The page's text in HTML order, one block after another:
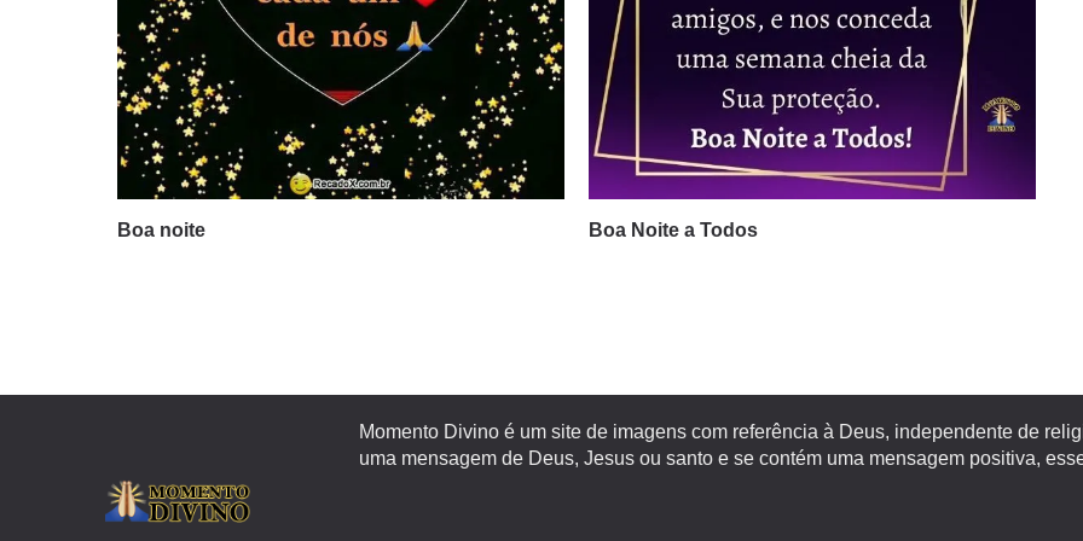
Boa noite Boa Noite a Todos
Momento Divino é um site de imagens com referência à Deus, independente de
uma mensagem de Deus, Jesus ou santo e se contém uma mensagem positiva,